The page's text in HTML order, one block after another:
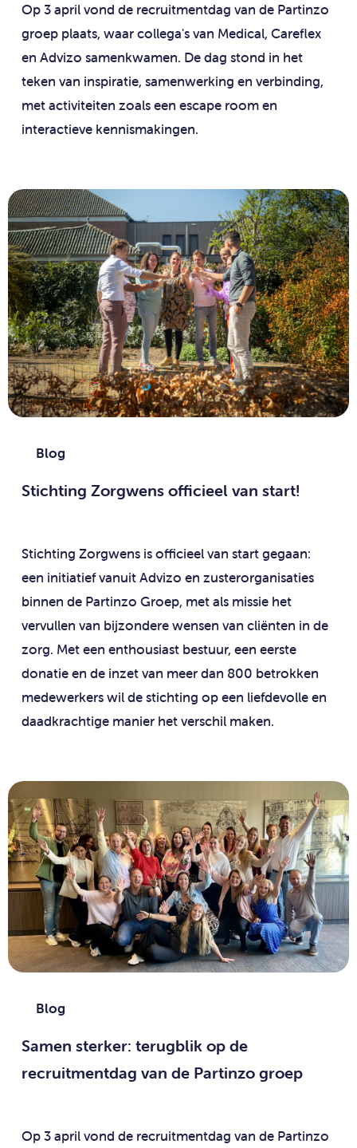
Op 3 april vond de recruitmentdag van de Partinzo
groep plaats, waar collega's van Medical, Careflex
en Advizo samenkwamen. De dag stond in het
teken van inspiratie, samenwerking en verbinding,
met activiteiten zoals een escape room en
interactieve kennismakingen.
Blog
Stichting Zorgwens officieel van start!
Stichting Zorgwens is officieel van start gegaan:
een initiatief vanuit Advizo en zusterorganisaties
binnen de Partinzo Groep, met als missie het
vervullen van bijzondere wensen van cliënten in de
zorg. Met een enthousiast bestuur, een eerste
donatie en de inzet van meer dan 800 betrokken
medewerkers wil de stichting op een liefdevolle en
daadkrachtige manier het verschil maken.
Blog
Samen sterker: terugblik op de
recruitmentdag van de Partinzo groep
Op 3 april vond de recruitmentdag van de Partinzo